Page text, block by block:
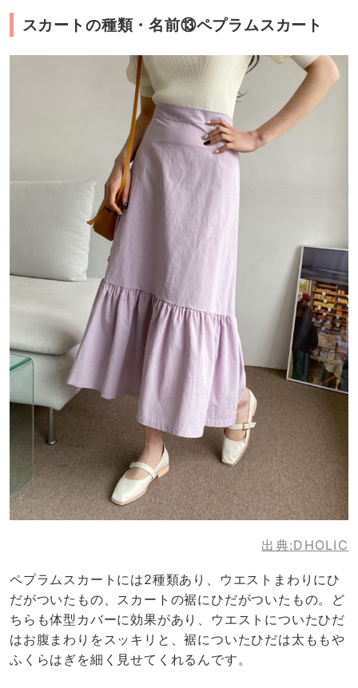
スカートの種類・名前⑬ペプラムスカート
出典:DHOLIC
ペプラムスカートには2種類あり、ウエストまわりにひ
だがついたもの、スカートの裾にひだがついたもの。ど
ちらも体型カバーに効果があり、ウエストについたひだ
はお腹まわりをスッキリと、裾についたひだは太ももや
ふくらはぎを細く見せてくれるんです。